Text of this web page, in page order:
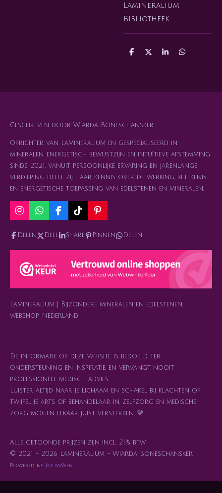
Lamineralium
Bibliotheek.
D
D
S
D
Geschreven door Wiarda Boneschansker
Oprichter van Lamineralium en gespecialiseerd in
mineralen, energetisch bewustzijn en intuïtieve afstemming
sinds 2021. Vanuit persoonlijke ervaring en jarenlange
verdieping deelt zij haar kennis over de werking, betekenis
en energetische toepassing van edelstenen en mineralen.
I
s
a
r
a
W
a
t
s
p
p
F
c
e
b
T
k
o
P
n
e
e
s
Delen Deel Share Pinnen Delen
Lamineralium | Bijzondere mineralen en edelstenen
webshop Nederland
De informatie op deze website is bedoeld ter
ondersteuning en inspiratie, en vervangt nooit
professioneel medisch advies.
Luister altijd naar je lichaam en schakel bij klachten of
twijfel je arts of behandelaar in. Zelfzorg en medische
zorg mogen elkaar juist versterken. 💜
Alle getoonde prijzen zijn incl. 21% btw
© 2021 - 2026 Lamineralium - Wiarda Boneschansker
Powered by JouwWeb